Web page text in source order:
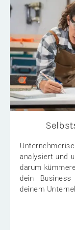
analysiert und
darum
dein
deinem